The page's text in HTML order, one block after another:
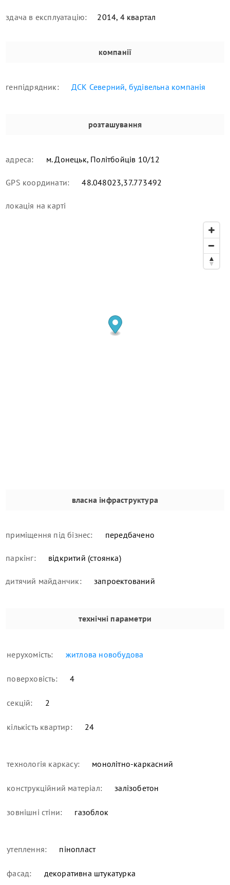
здача в експлуатацію: 2014, 4 квартал
компанії
генпідрядник: ДСК Северний, будівельна компанія
розташування
адреса: м. Донецьк, Політбойців 10/12
GPS координати: 48.048023,37.773492
локація на карті
власна інфраструктура
приміщення під бізнес: передбачено
паркінг: відкритий (стоянка)
дитячий майданчик: запроектований
технічні параметри
нерухомість: житлова новобудова
поверховість: 4
секцій: 2
кількість квартир: 24
технологія каркасу: монолітно-каркасний
конструкційний матеріал: залізобетон
зовнішні стіни: газоблок
утеплення: пінопласт
фасад: декоративна штукатурка